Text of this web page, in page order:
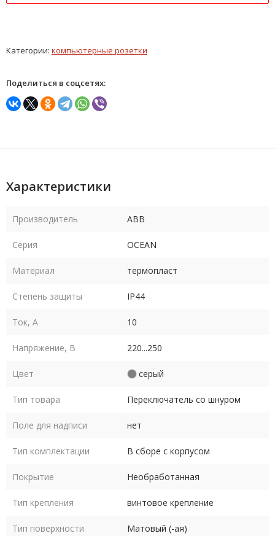
Категории: компьютерные розетки
Поделиться в соцсетях:
Характеристики
Производитель ABB
Серия OCEAN
Материал термопласт
Степень защиты IP44
Ток, А 10
Напряжение, В 220...250
Цвет серый
Тип товара Переключатель со шнуром
Поле для надписи нет
Тип комплектации В сборе с корпусом
Покрытие Необработанная
Тип крепления винтовое крепление
Тип поверхности Матовый (-ая)